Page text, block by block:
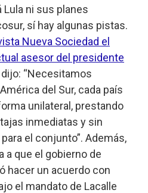
ni sus planes
sí hay algunas pistas.
Nueva Sociedad el
asesor del presidente
dijo: “Necesitamos
del Sur, cada país
unilateral, prestando
inmediatas y sin
el conjunto”. Además,
a que el gobierno de
hacer un acuerdo con
el mandato de Lacalle